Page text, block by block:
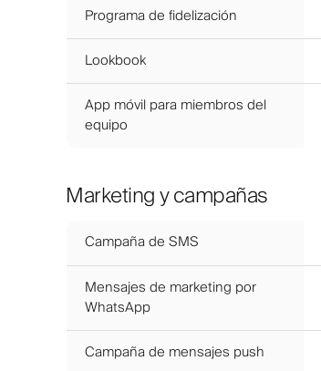
Programa de fidelización
Lookbook
App móvil para miembros del
equipo
Marketing y campañas
Campaña de SMS
Mensajes de marketing por
WhatsApp
Campaña de mensajes push